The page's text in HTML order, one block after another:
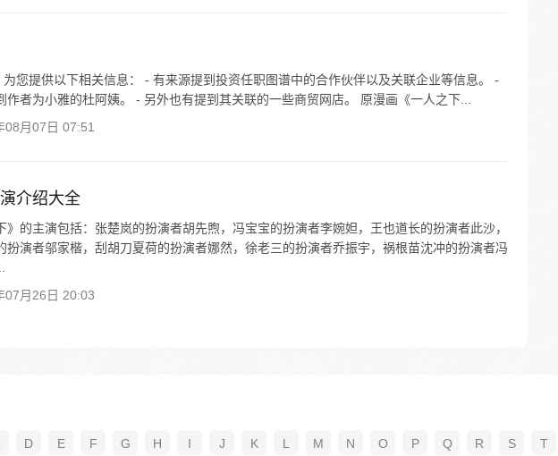
为您提供以下相关信息： - 有来源提到投资任职图谱中的合作伙伴以及关联企业等信息。 -
作者为小雅的杜阿姨。 - 另外也有提到其关联的一些商贸网店。 原漫画《一人之下...
08月07日 07:51
介绍大全
》的主演包括：张楚岚的扮演者胡先煦，冯宝宝的扮演者李婉妲，王也道长的扮演者此沙，
扮演者邬家楷，刮胡刀夏荷的扮演者娜然，徐老三的扮演者乔振宇，祸根苗沈冲的扮演者冯
07月26日 20:03
D E F G H I J K L M N O P Q R S T